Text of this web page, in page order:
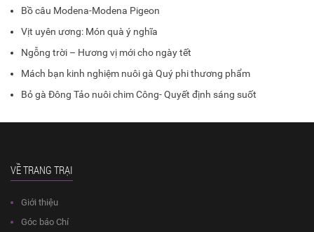
Bồ câu Modena-Modena Pigeon
Vịt uyên ương: Món quà ý nghĩa
Ngỗng trời – Hương vị mới cho ngày tết
Mách bạn kinh nghiệm nuôi gà Quý phi thương phẩm
Bỏ gà Đông Tảo nuôi chim Công- Quyết định sáng suốt
VỀ TRANG TRẠI
Giới thiệu
Góc báo Chí